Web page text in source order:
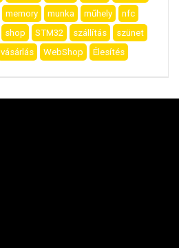
memory munka műhely
nfc
shop STM32 szállítás
szünet
vásárlás WebShop Élesítés